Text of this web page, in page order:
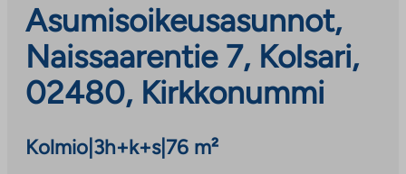
Asumisoikeusasunnot,
Naissaarentie 7, Kolsari,
02480, Kirkkonummi
Kolmio 3h+k+s| 76 m²